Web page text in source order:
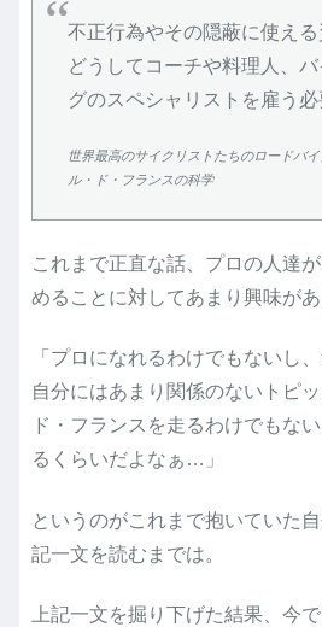
不正行為やその隠蔽に使える
どうしてコーチや料理人、
グのスペシャリストを雇う
世界最高のサイクリストたちのロードバ
ル・ド・フランスの科学
これまで正直な話、プロの人達
めることに対してあまり興味があ
「プロになれるわけでもないし
自分にはあまり関係のないトピ
ド・フランスを走るわけでもな
るくらいだよなぁ…」
というのがこれまで抱いていた
記一文を読むまでは。
上記一文を掘り下げた結果、今